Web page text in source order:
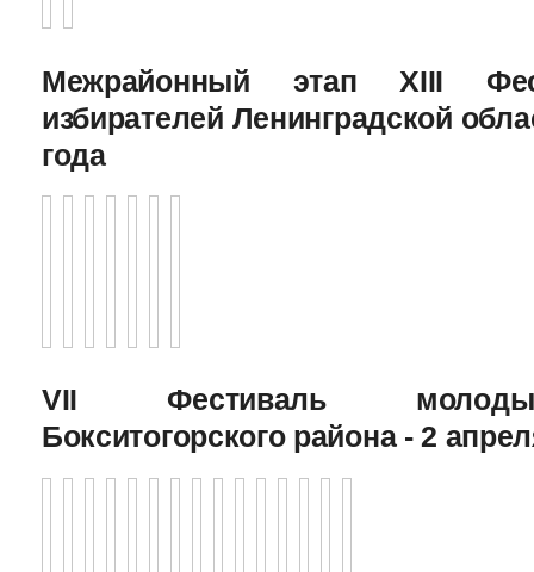
Межрайонный этап XIII
избирателей Ленинградской
года
VII Фестиваль
Бокситогорского района - 2